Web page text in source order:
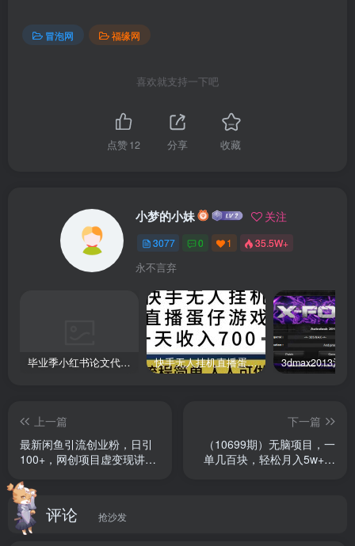
冒泡网 福缘网
喜欢就支持一下吧
点赞12 分享 收藏
小梦的小妹 关注
3077 0 1 35.5W+
永不言弃
毕业季小红书论文代润色项目，本科1500，专科1200，高客单GPT4.0-20分钟一篇带实操 快手无人挂机直播蛋仔游戏，一天收入700+流程简单人人可做（送10G素材）
上一篇
最新闲鱼引流创业粉，日引
100+，网创项目虚变现讲解
下一篇
（10699期）无脑项目，一
单几百块，轻松月入5w+，
评论 抢沙发